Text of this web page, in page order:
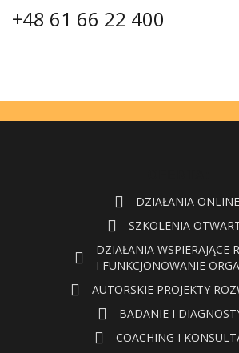
+48 61 66 22 400
DZIAŁANIA ONLINE
SZKOLENIA
DZIAŁANIA WSPIERAJĄCE
I FUNKCJONOWANIE
AUTORSKIE PROJEKTY
BADANIE I
COACHING I